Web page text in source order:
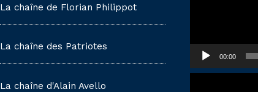
La chaîne de Florian Philippot
La chaîne des Patriotes
La chaîne d'Alain Avello
00:00